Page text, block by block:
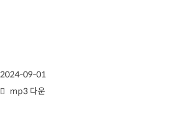
2024-09-01
mp3 다운